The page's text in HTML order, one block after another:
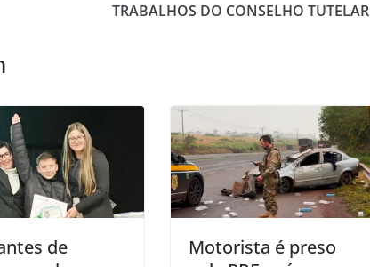
TRABALHOS DO CONSELHO TUTELAR
de
Motorista é preso